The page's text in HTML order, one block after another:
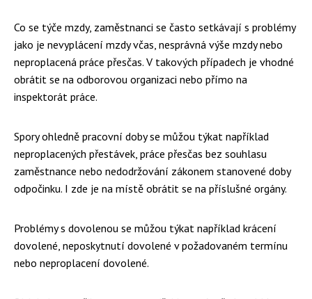
Co se týče mzdy, zaměstnanci se často setkávají s problémy
jako je nevyplácení mzdy včas, nesprávná výše mzdy nebo
neproplacená práce přesčas. V takových případech je vhodné
obrátit se na odborovou organizaci nebo přímo na
inspektorát práce.
Spory ohledně pracovní doby se můžou týkat například
neproplacených přestávek, práce přesčas bez souhlasu
zaměstnance nebo nedodržování zákonem stanovené doby
odpočinku. I zde je na místě obrátit se na příslušné orgány.
Problémy s dovolenou se můžou týkat například krácení
dovolené, neposkytnutí dovolené v požadovaném termínu
nebo neproplacení dovolené.